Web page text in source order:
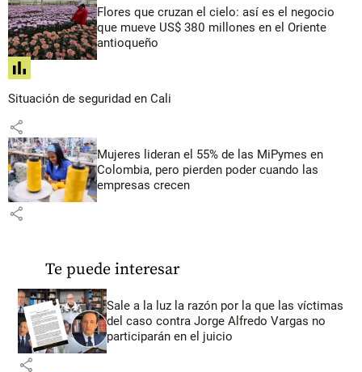
Flores que cruzan el cielo: así es el negocio
que mueve US$ 380 millones en el Oriente
antioqueño
share
Situación de seguridad en Cali
share
Mujeres lideran el 55% de las MiPymes en
Colombia, pero pierden poder cuando las
empresas crecen
share
Te puede interesar
Sale a la luz la razón por la que las víctimas
del caso contra Jorge Alfredo Vargas no
participarán en el juicio
share